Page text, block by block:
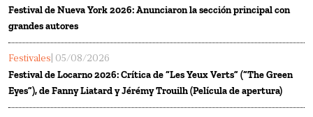
Festival de Nueva York 2026: Anunciaron la sección principal con
grandes autores
Festivales | 05/08/2026
Festival de Locarno 2026: Crítica de “Les Yeux Verts” (“The Green
Eyes”), de Fanny Liatard y Jérémy Trouilh (Película de apertura)